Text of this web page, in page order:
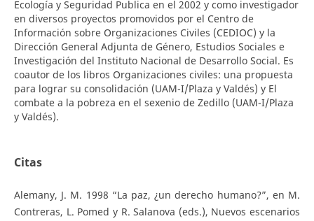
Ecología y Seguridad Publica en el 2002 y como investigador
en diversos proyectos promovidos por el Centro de
Información sobre Organizaciones Civiles (CEDIOC) y la
Dirección General Adjunta de Género, Estudios Sociales e
Investigación del Instituto Nacional de Desarrollo Social. Es
coautor de los libros Organizaciones civiles: una propuesta
para lograr su consolidación (UAM-I/Plaza y Valdés) y El
combate a la pobreza en el sexenio de Zedillo (UAM-I/Plaza
y Valdés).
Citas
Alemany, J. M. 1998 “La paz, ¿un derecho humano?”, en M.
Contreras, L. Pomed y R. Salanova (eds.), Nuevos escenarios